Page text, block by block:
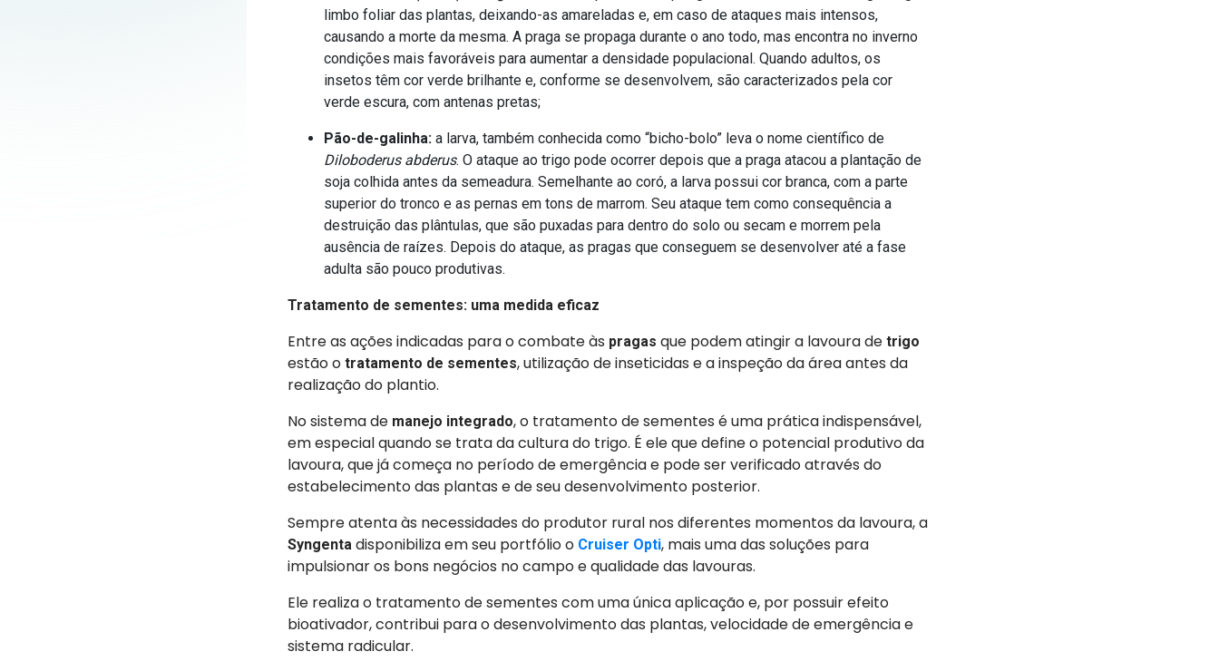
limbo foliar das plantas, deixando-as amareladas e, em caso de ataques mais intensos,
causando a morte da mesma. A praga se propaga durante o ano todo, mas encontra no inverno
condições mais favoráveis para aumentar a densidade populacional. Quando adultos, os
insetos têm cor verde brilhante e, conforme se desenvolvem, são caracterizados pela cor
verde escura, com antenas pretas;
Pão-de-galinha: a larva, também conhecida como “bicho-bolo” leva o nome científico de
Diloboderus abderus. O ataque ao trigo pode ocorrer depois que a praga atacou a plantação de
soja colhida antes da semeadura. Semelhante ao coró, a larva possui cor branca, com a parte
superior do tronco e as pernas em tons de marrom. Seu ataque tem como consequência a
destruição das plântulas, que são puxadas para dentro do solo ou secam e morrem pela
ausência de raízes. Depois do ataque, as pragas que conseguem se desenvolver até a fase
adulta são pouco produtivas.
Tratamento de sementes: uma medida eficaz
Entre as ações indicadas para o combate às pragas que podem atingir a lavoura de trigo
estão o tratamento de sementes, utilização de inseticidas e a inspeção da área antes da
realização do plantio.
No sistema de manejo integrado, o tratamento de sementes é uma prática indispensável,
em especial quando se trata da cultura do trigo. É ele que define o potencial produtivo da
lavoura, que já começa no período de emergência e pode ser verificado através do
estabelecimento das plantas e de seu desenvolvimento posterior.
Sempre atenta às necessidades do produtor rural nos diferentes momentos da lavoura, a
Syngenta disponibiliza em seu portfólio o Cruiser Opti, mais uma das soluções para
impulsionar os bons negócios no campo e qualidade das lavouras.
Ele realiza o tratamento de sementes com uma única aplicação e, por possuir efeito
bioativador, contribui para o desenvolvimento das plantas, velocidade de emergência e
sistema radicular.